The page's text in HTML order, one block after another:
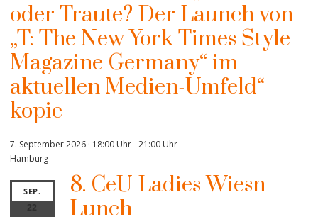
oder Traute? Der Launch von
„T: The New York Times Style
Magazine Germany“ im
aktuellen Medien-Umfeld“
kopie
7. September 2026 · 18:00 Uhr-21:00 Uhr
Hamburg
SEP.
22
8. CeU Ladies Wiesn-
Lunch